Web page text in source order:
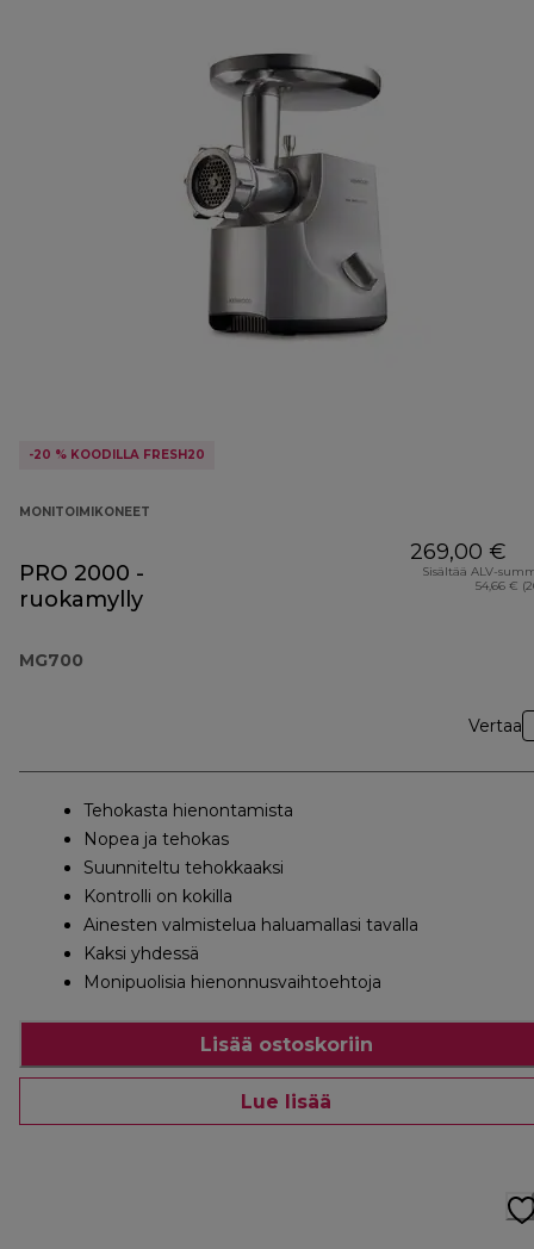
-20 % KOODILLA FRESH20
MONITOIMIKONEET
PRO 2000 -
ruokamylly
MG700
269,00 €
Sisältää ALV-
54,66 €
Vertaa
Tehokasta hienontamista
Nopea ja tehokas
Suunniteltu tehokkaaksi
Kontrolli on kokilla
Ainesten valmistelua haluamallasi tavalla
Kaksi yhdessä
Monipuolisia hienonnusvaihtoehtoja
Lisää ostoskoriin
Lue lisää